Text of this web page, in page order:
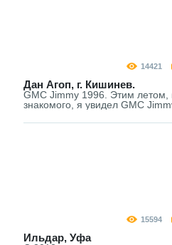
14421
Дан Агоп, г. Кишинев.
GMC Jimmy 1996. Этим летом,
знакомого, я увидел GMC
15594
Ильдар, Уфа